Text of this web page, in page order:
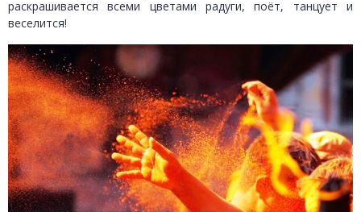
раскрашивается всеми цветами радуги, поёт, танцует и
веселится!